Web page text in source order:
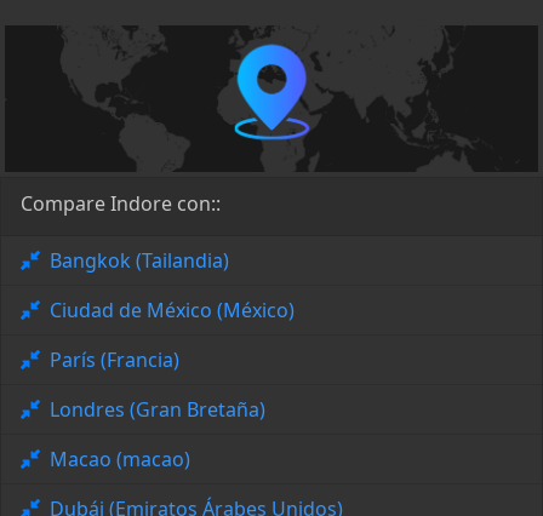
Compare Indore con::
Bangkok (Tailandia)
Ciudad de México (México)
París (Francia)
Londres (Gran Bretaña)
Macao (macao)
Dubái (Emiratos Árabes Unidos)